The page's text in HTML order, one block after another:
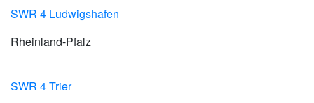
SWR 4 Ludwigshafen
Rheinland-Pfalz
SWR 4 Trier